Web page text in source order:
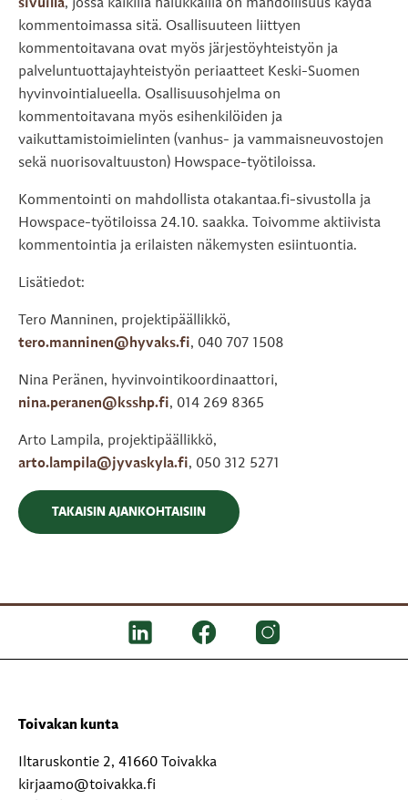
sivuilla, jossa kaikilla halukkailla on mahdollisuus käydä
kommentoimassa sitä. Osallisuuteen liittyen
kommentoitavana ovat myös järjestöyhteistyön ja
palveluntuottajayhteistyön periaatteet Keski-Suomen
hyvinvointialueella. Osallisuusohjelma on
kommentoitavana myös esihenkilöiden ja
vaikuttamistoimielinten (vanhus- ja vammaisneuvostojen
sekä nuorisovaltuuston) Howspace-työtiloissa.
Kommentointi on mahdollista otakantaa.fi-sivustolla ja
Howspace-työtiloissa 24.10. saakka. Toivomme aktiivista
kommentointia ja erilaisten näkemysten esiintuontia.
Lisätiedot:
Tero Manninen, projektipäällikkö,
tero.manninen@hyvaks.fi, 040 707 1508
Nina Peränen, hyvinvointikoordinaattori,
nina.peranen@ksshp.fi, 014 269 8365
Arto Lampila, projektipäällikkö,
arto.lampila@jyvaskyla.fi, 050 312 5271
TAKAISIN AJANKOHTAISIIN
Toivakan kunta
Iltaruskontie 2, 41660 Toivakka
kirjaamo@toivakka.fi